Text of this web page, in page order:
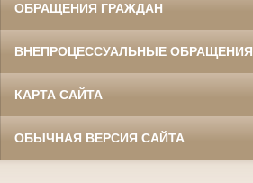
ОБРАЩЕНИЯ ГРАЖДАН
ВНЕПРОЦЕССУАЛЬНЫЕ ОБРАЩЕНИЯ
КАРТА САЙТА
ОБЫЧНАЯ ВЕРСИЯ САЙТА